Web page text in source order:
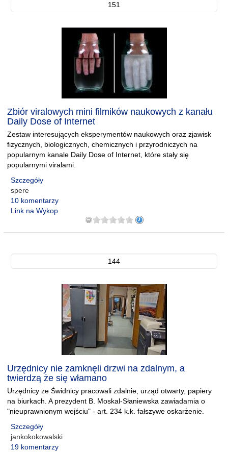
151
Zbiór viralowych mini filmików naukowych z kanału
Daily Dose of Internet
Zestaw interesujących eksperymentów naukowych oraz zjawisk
fizycznych, biologicznych, chemicznych i przyrodniczych na
popularnym kanale Daily Dose of Internet, które stały się
popularnymi viralami.
Szczegóły
spere
10 komentarzy
Link na Wykop
144
Urzędnicy nie zamknęli drzwi na zdalnym, a
twierdzą że się włamano
Urzędnicy ze Świdnicy pracowali zdalnie, urząd otwarty, papiery
na biurkach. A prezydent B. Moskal-Słaniewska zawiadamia o
"nieuprawnionym wejściu" - art. 234 k.k. fałszywe oskarżenie.
Szczegóły
jankokokowalski
19 komentarzy